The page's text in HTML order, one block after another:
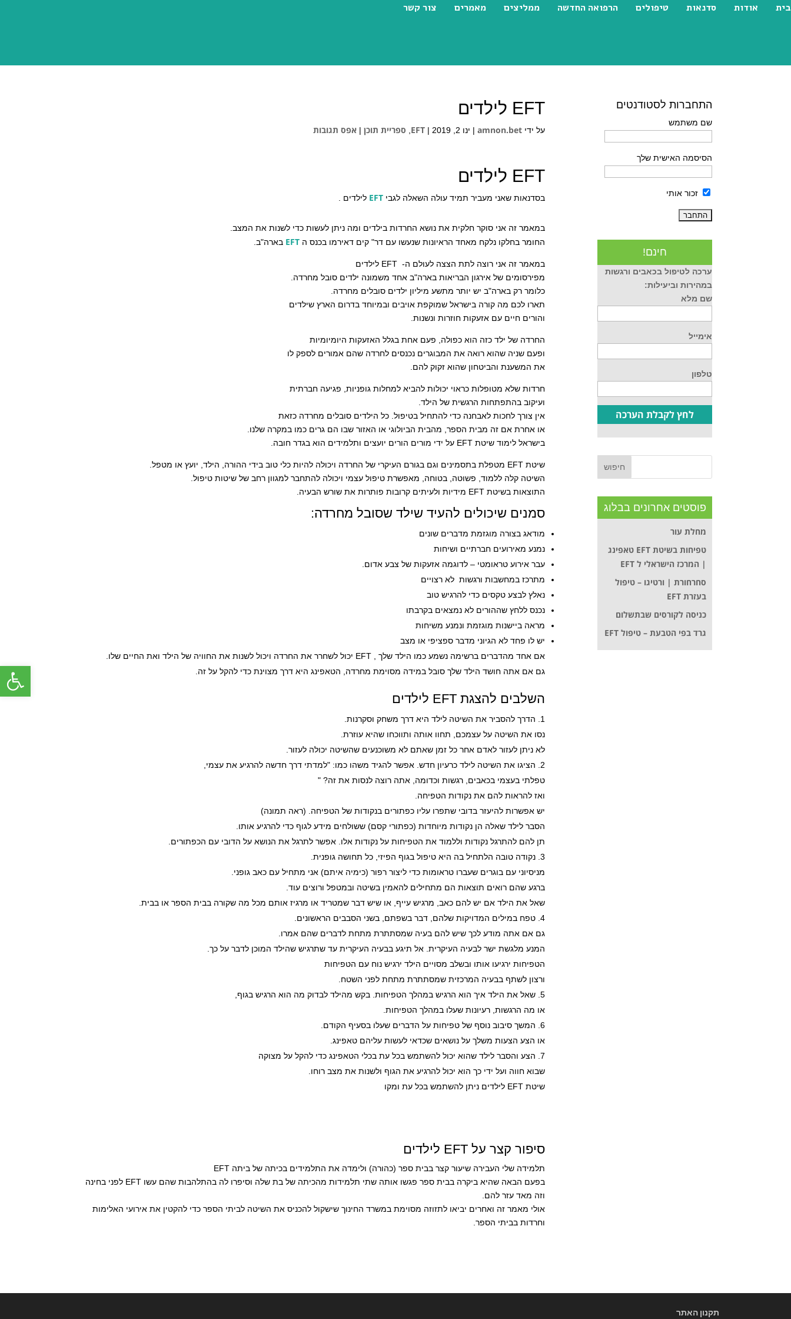
פתח
בית אודות סדנאות טיפולים הרפואה החדשה ממליצים מאמרים צור קשר
EFT לילדים
על ידי amnon.bet
| ינו 2, 2019 |
EFT ספריית תוכן| אפס תגובות
EFT לילדים
בסדנאות שאני מעביר תמיד עולה השאלה לגבי EFT לילדים .
במאמר זה אני סוקר חלקית את נושא החרדות בילדים ומה ניתן לעשות כדי לשנות את המצב.
החומר בחלקו נלקח מאחד הראיונות שנעשו עם דר" קים דאירמו בכנס ה EFT בארה"ב.
במאמר זה אני רוצה לתת הצצה לעולם ה- EFT לילדים
מפירסומים של אירגון הבריאות בארה"ב אחד משמונה ילדים סובל מחרדה.
כלומר רק בארה"ב יש יותר מתשע מיליון ילדים סובלים מחרדה.
תארו לכם מה קורה בישראל שמוקפת אויבים ובמיוחד בדרום הארץ שילדים
והורים חיים עם אזעקות חוזרות ונשנות.
החרדה של ילד כזה הוא כפולה, פעם אחת בגלל האזעקות היומיומיות
ופעם שניה שהוא רואה את המבוגרים נכנסים לחרדה שהם אמורים לספק לו
את המשענת והביטחון שהוא זקוק להם.
חרדות שלא מטופלות כראוי יכולות להביא למחלות גופניות, פגיעה חברתית
ועיקוב בהתפתחות הרגשית של הילד.
אין צורך לחכות לאבחנה כדי להתחיל בטיפול. כל הילדים סובלים מחרדה כזאת
או אחרת אם זה מבית הספר, מהבית הביולוגי או האזור שבו הם גרים כמו במקרה שלנו.
בישראל לימוד שיטת EFT על ידי מורים הורים יועצים ותלמידים הוא בגדר חובה.
שיטת EFT מטפלת בתסמינים וגם בגורם העיקרי של החרדה ויכולה להיות כלי טוב בידי ההורה, הילד, יועץ או מטפל.
השיטה קלה ללמוד, פשוטה, בטוחה, מאפשרת טיפול עצמי ויכולה להתחבר למגוון רחב של שיטות טיפול.
התוצאות בשיטת EFT מידיות ולעיתים קרובות פותרות את שורש הבעיה.
סמנים שיכולים להעיד שילד שסובל מחרדה:
מודאג בצורה מוגזמת מדברים שונים
נמנע מאירועים חברתיים ושיחות
עבר אירוע טראומטי – לדוגמה אזעקות של צבע אדום.
מתרכז במחשבות ורגשות לא רצויים
נאלץ לבצע טקסים כדי להרגיש טוב
נכנס ללחץ שההורים לא נמצאים בקרבתו
מראה ביישנות מוגזמת ונמנע משיחות
יש לו פחד לא הגיוני מדבר ספציפי או מצב
אם אחד מהדברים ברשימה נשמע כמו הילד שלך , EFT יכול לשחרר את החרדה ויכול לשנות את החוויה של הילד ואת החיים שלו.
גם אם אתה חושד הילד שלך סובל במידה מסוימת מחרדה, הטאפינג היא דרך מצוינת כדי להקל על זה.
השלבים להצגת EFT לילדים
הדרך להסביר את השיטה לילד היא דרך משחק וסקרנות.
נסו את השיטה על עצמכם, תחוו אותה ותווכחו שהיא עוזרת.
לא ניתן לעזור לאדם אחר כל זמן שאתם לא משוכנעים שהשיטה יכולה לעזור.
הציגו את השיטה לילד כרעיון חדש. אפשר להגיד משהו כמו: "למדתי דרך חדשה להרגיע את עצמי,
טפלתי בעצמי בכאבים, רגשות וכדומה, אתה רוצה לנסות את זה? "
ואז להראות להם את נקודות הטפיחה.
יש אפשרות להיעזר בדובי שתפרו עליו כפתורים בנקודות של הטפיחה. (ראה תמונה)
הסבר לילד שאלה הן נקודות מיוחדות (כפתורי קסם) ששולחים מידע לגוף כדי להרגיע אותו.
תן להם להתרגל נקודות וללמוד את הטפיחות על נקודות אלו. אפשר לתרגל את הנושא על הדובי עם הכפתורים.
נקודה טובה הלתחיל בה היא טיפול בגוף הפיזי, כל תחושה גופנית.
מניסיוני עם בוגרים שעברו טראומות כדי ליצור רפור (כימיה איתם) אני מתחיל עם כאב גופני.
ברגע שהם רואים תוצאות הם מתחילים להאמין בשיטה ובמטפל ורוצים עוד.
שאל את הילד אם יש להם כאב, מרגיש עייף, או שיש דבר שמטריד או מרגיז אותם מכל מה שקורה בבית הספר או בבית.
טפח במילים המדויקות שלהם, דבר בשפתם, בשני הסבבים הראשונים.
גם אם אתה מודע לכך שיש להם בעיה שמסתתרת מתחת לדברים שהם אמרו.
המנע מלגשת ישר לבעיה העיקרית. אל תיגע בבעיה העיקרית עד שתרגיש שהילד המוכן לדבר על כך.
הטפיחות ירגיעו אותו ובשלב מסויים הילד ירגיש נוח עם הטפיחות
ורצון לשתף בבעיה המרכזית שמסתתרת מתחת לפני השטח.
שאל את הילד איך הוא הרגיש במהלך הטפיחות. בקש מהילד לבדוק מה הוא הרגיש בגוף,
או מה הרגשות, רעיונות שעלו במהלך הטפיחות.
המשך סיבוב נוסף של טפיחות על הדברים שעלו בסעיף הקודם.
או הצע הצעות משלך על נושאים שכדאי לעשות עליהם טאפינג.
הצע והסבר לילד שהוא יכול להשתמש בכל עת בכלי הטאפינג כדי להקל על מצוקה
שבוא חווה ועל ידי כך הוא יכול להרגיע את הגוף ולשנות את מצב רוחו.
שיטת EFT לילדים ניתן להשתמש בכל עת ומקו
סיפור קצר על EFT לילדים
תלמידה שלי העבירה שיעור קצר בבית ספר (כהורה) ולימדה את התלמידים בכיתה של ביתה EFT
בפעם הבאה שהיא ביקרה בבית ספר פגשו אותה שתי תלמידות מהכיתה של בת שלה וסיפרו לה בהתלהבות שהם עשו EFT לפני בחינה
וזה מאד עזר להם.
אולי מאמר זה ואחרים יביאו לתזוזה מסוימת במשרד החינוך שישקול להכניס את השיטה לביתי הספר כדי להקטין את אירועי האלימות
וחרדות בביתי הספר.
התחברות לסטודנטים
שם משתמש
הסיסמה האישית שלך
זכור אותי
חינם!
ערכה לטיפול בכאבים ורגשות
במהירות וביעילות:
שם מלא
אימייל
טלפון
פוסטים אחרונים בבלוג
מחלת עור
טפיחות בשיטת EFT טאפינג
| המרכז הישראלי ל EFT
סחרחורת | ורטיגו – טיפול
בעזרת EFT
כניסה לקורסים שבתשלום
גרד בפי הטבעת – טיפול EFT
תקנון האתר